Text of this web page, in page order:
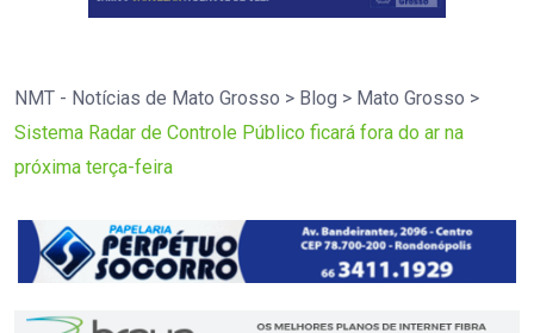
NMT - Notícias de Mato Grosso > Blog > Mato Grosso >
Sistema Radar de Controle Público ficará fora do ar na
próxima terça-feira